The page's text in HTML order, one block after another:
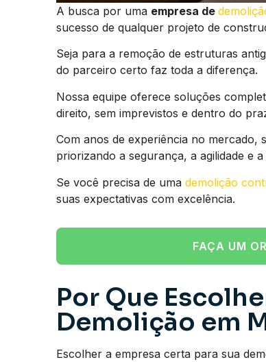
A busca por uma empresa de
sucesso de qualquer projeto de
Seja para a remoção de estruturas
do parceiro certo faz toda a diferença.
Nossa equipe oferece soluções
direito, sem imprevistos e dentro do
Com anos de experiência no mercado,
priorizando a segurança, a agilidade e
Se você precisa de uma demolição
suas expectativas com excelência.
FAÇA UM
Por Que
Demolição em
Escolher a empresa certa para sua